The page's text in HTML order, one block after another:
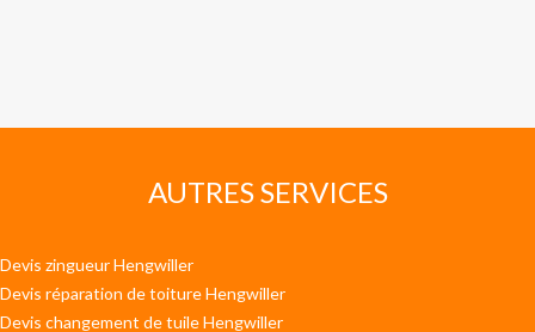
AUTRES SERVICES
Devis zingueur Hengwiller
Devis réparation de toiture Hengwiller
Devis changement de tuile Hengwiller